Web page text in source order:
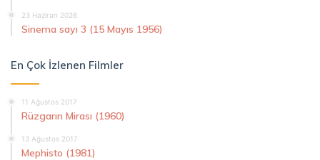
23 Haziran 2026
Sinema sayı 3 (15 Mayıs 1956)
En Çok İzlenen Filmler
11 Ağustos 2017
Rüzgarın Mirası (1960)
13 Ağustos 2017
Mephisto (1981)